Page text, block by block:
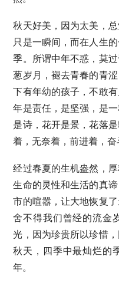
秋天好美，因为太美，
只是一瞬间，而在人生
季。所谓中年不惑，莫
葱岁月，褪去青春的青
下有年幼的孩子，不敢
年是责任，是坚强，是
是诗，花开是景，花落
着，无奈着，前进着，
经过春夏的生机盎然，
生命的灵性和生活的真
市的喧嚣，让大地恢复
舍不得我们曾经的流金
光，因为珍贵所以珍惜
秋天，四季中最灿烂的
年。